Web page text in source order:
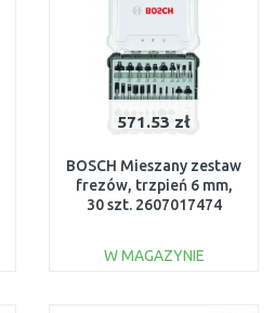
571.53 zł
BOSCH Mieszany zestaw
frezów, trzpień 6 mm,
30 szt. 2607017474
W MAGAZYNIE